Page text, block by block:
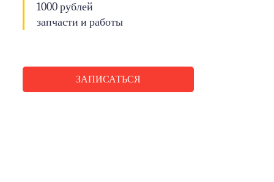
1000 рублей
запчасти и работы
ЗАПИСАТЬСЯ